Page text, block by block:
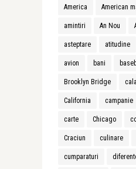
America American
amintiri An Nou
asteptare atitudine
avion bani
Brooklyn Bridge
California campanie
carte Chicago
Craciun culinare
cumparaturi